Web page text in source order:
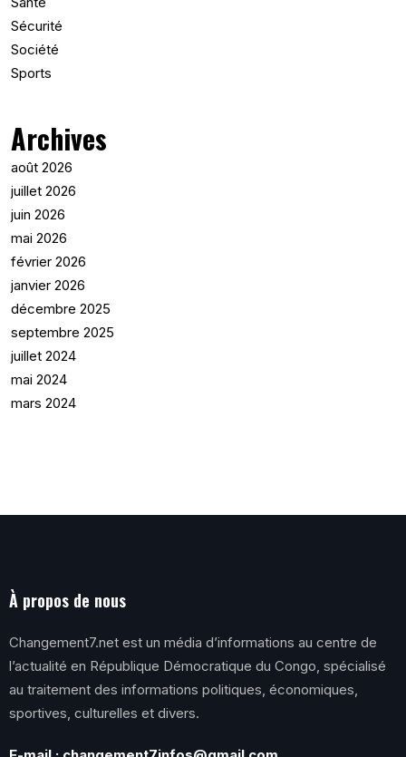
Sécurité
Société
Sports
Archives
août 2026
juillet 2026
juin 2026
mai 2026
février 2026
janvier 2026
décembre 2025
septembre 2025
juillet 2024
mai 2024
mars 2024
À propos de nous
Changement7.net est un média d’informations au centre de
l’actualité en République Démocratique du Congo, spécialisé
au traitement des informations politiques, économiques,
sportives, culturelles et divers.